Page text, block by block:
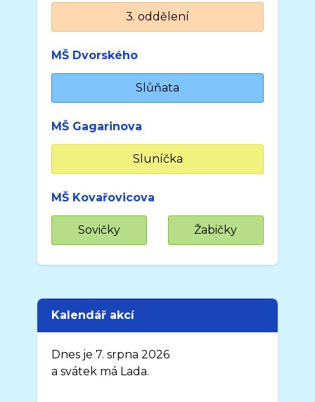
3. oddělení
MŠ Dvorského
Slůňata
MŠ Gagarinova
Sluníčka
MŠ Kovařovicova
Sovičky Žabičky
Kalendář akcí
Dnes je 7. srpna 2026
a svátek má Lada.